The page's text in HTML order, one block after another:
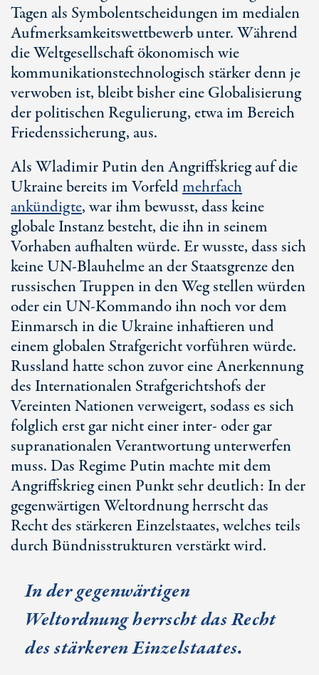
Tagen als Symbolentscheidungen im medialen
Aufmerksamkeitswettbewerb unter. Während
die Weltgesellschaft ökonomisch wie
kommunikationstechnologisch stärker denn je
verwoben ist, bleibt bisher eine Globalisierung
der politischen Regulierung, etwa im Bereich
Friedenssicherung, aus.
Als Wladimir Putin den Angriffskrieg auf die
Ukraine bereits im Vorfeldmehrfach
ankündigte, war ihm bewusst, dass keine
globale Instanz besteht, die ihn in seinem
Vorhaben aufhalten würde. Er wusste, dass sich
keineUN-Blauhelmean der Staatsgrenze den
russischen Truppen in den Weg stellen würden
oder einUN-Kommandoihn noch vor dem
Einmarsch in die Ukraine inhaftieren und
einem globalen Strafgericht vorführen würde.
Russland hatte schon zuvor eine Anerkennung
des Internationalen Strafgerichtshofs der
Vereinten Nationen verweigert, sodass es sich
folglich erst gar nicht einer inter- oder gar
supranationalen Verantwortung unterwerfen
muss. Das Regime Putin machte mit dem
Angriffskrieg einen Punkt sehr deutlich: In der
gegenwärtigen Weltordnung herrscht das
Recht des stärkeren Einzelstaates, welches teils
durch Bündnisstrukturen verstärkt wird.
In der gegenwärtigen
Weltordnung herrscht das Recht
des stärkeren Einzelstaates.